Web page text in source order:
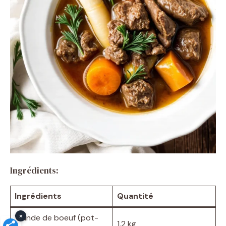
Ingrédients:
Ingrédients Quantité
Viande de boeuf (pot-
1,2 kg
×